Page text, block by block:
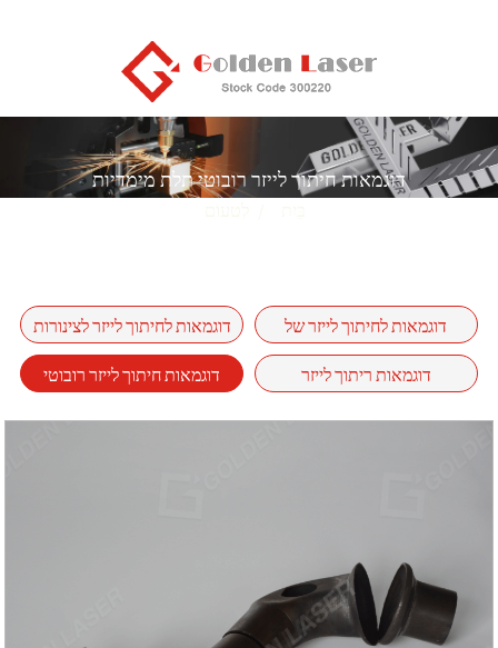
דוגמאות חיתוך לייזר רובוטי תלת מימדיות
דוגמאות לחיתוך לייזר לצינורות
דוגמאות לחיתוך לייזר של
יריעות מתכת
דוגמאות חיתוך לייזר רובוטי
דוגמאות ריתוך לייזר